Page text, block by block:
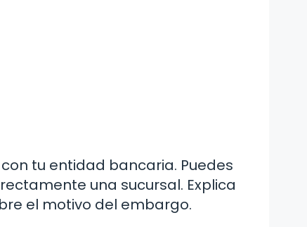
tu entidad bancaria. Puedes
una sucursal. Explica
el motivo del embargo.